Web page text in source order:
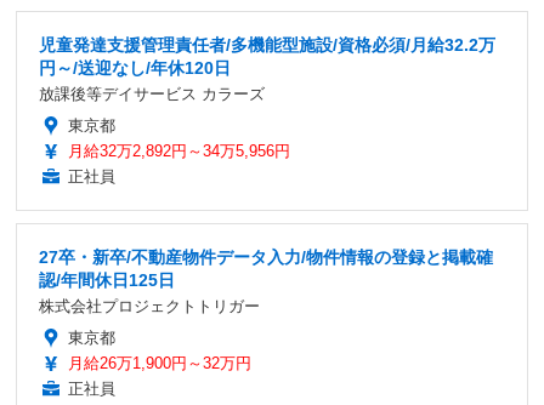
児童発達支援管理責任者/多機能型施設/資格必須/月給32.2万
円～/送迎なし/年休120日
放課後等デイサービス カラーズ
東京都
月給32万2,892円～34万5,956円
正社員
27卒・新卒/不動産物件データ入力/物件情報の登録と掲載確
認/年間休日125日
株式会社プロジェクトトリガー
東京都
月給26万1,900円～32万円
正社員